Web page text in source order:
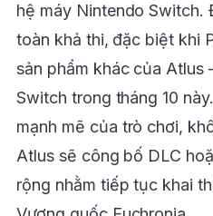
hệ máy Nintendo Switch.
toàn khả thi, đặc biệt khi
sản phẩm khác của Atlus
Switch trong tháng 10
mạnh mẽ của trò chơi,
Atlus sẽ công bố DLC
rộng nhằm tiếp tục khai